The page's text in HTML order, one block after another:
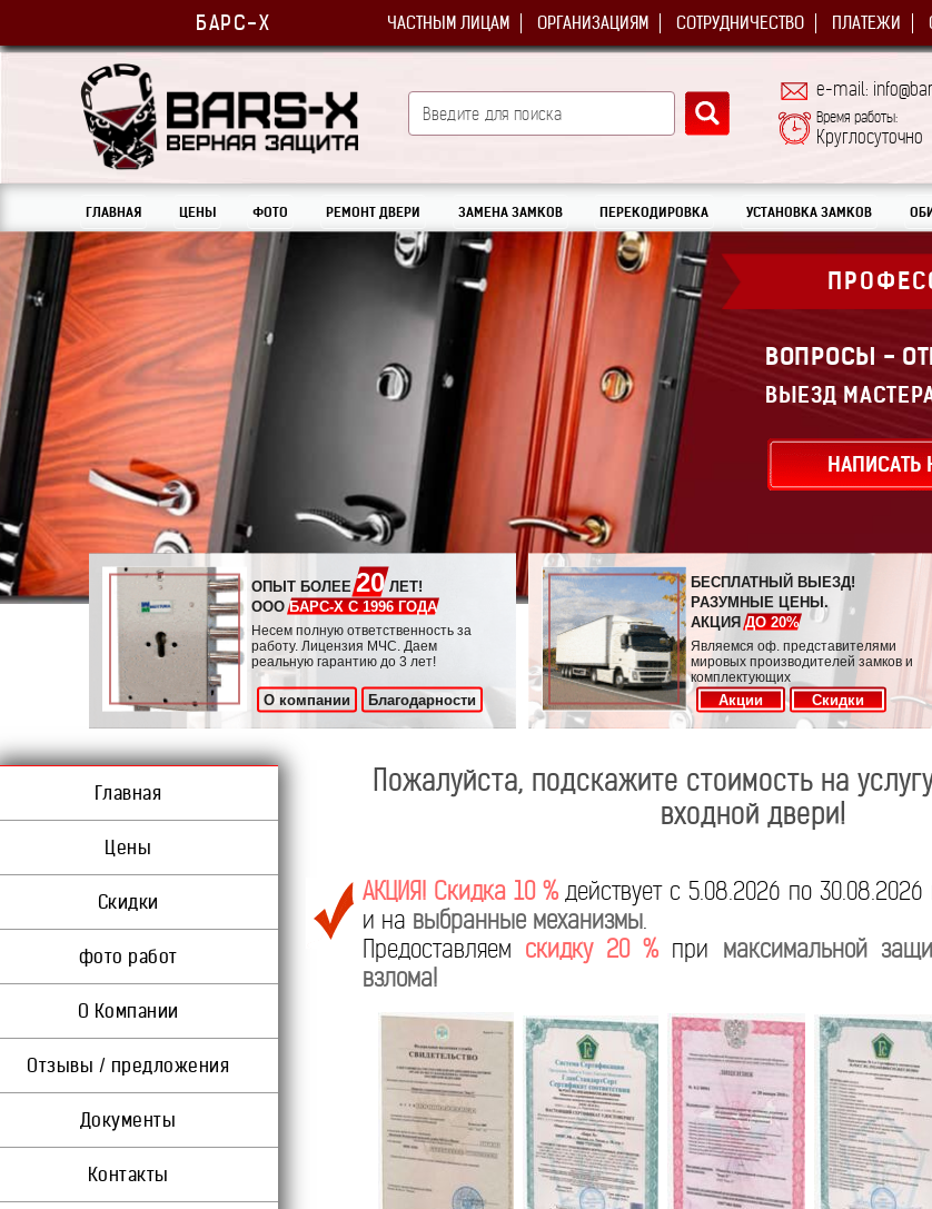
БАРС-Х ЧАСТНЫМ ЛИЦАМ ОРГАНИЗАЦИЯМ СОТРУДНИЧЕСТВО ПЛАТЕЖИ
e-mail:
Время работы:
Круглосуточно
ГЛАВНАЯ ЦЕНЫ ФОТО РЕМОНТ ДВЕРИ ЗАМЕНА ЗАМКОВ ПЕРЕКОДИРОВКА УСТАНОВКА ЗАМКОВ
ВОПРОСЫ -
ВЫЕЗД
НАПИСАТЬ
ОПЫТ БОЛЕЕ20ЛЕТ!
ОООБАРС-Х С 1996 ГОДА
Несем полную ответственность за
работу. Лицензия МЧС. Даем
реальную гарантию до 3 лет!
О компании Благодарности
БЕСПЛАТНЫЙ ВЫЕЗД!
РАЗУМНЫЕ ЦЕНЫ.
АКЦИЯДО 20%
Являемся оф. представителями
мировых производителей замков и
комплектующих
Акции Скидки
Главная
Цены
Скидки
фото работ
О Компании
Отзывы / предложения
Документы
Контакты
Пожалуйста, подскажите стоимость на
входной двери!
АКЦИЯ! Скидка 10 %действует с 5.08.2026 по 30.08.2026
и на выбранные механизмы.
Предоставляем скидку 20 % при максимальной
взлома!